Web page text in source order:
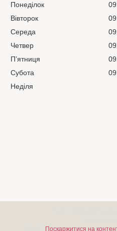
Понеділок
Вівторок
Середа
Четвер
Пʼятниця
Субота
Неділя
Поскаржитися на